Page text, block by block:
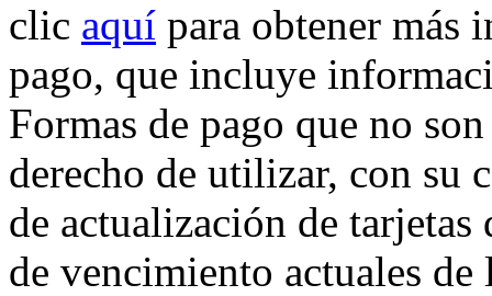
clic aquí para obtener más
pago, que incluye
Formas de pago que no
derecho de utilizar, con su
de actualización de tarjetas
de vencimiento actuales